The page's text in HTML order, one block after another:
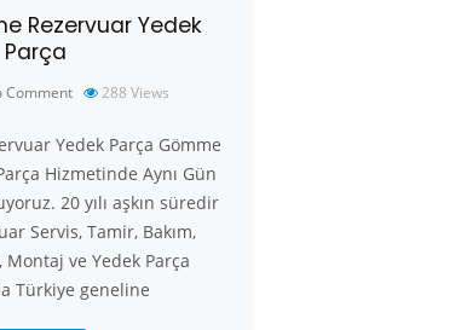
Rezervuar Yedek
Parça
Comment 288 Views
Yedek Parça Gömme
Hizmetinde Aynı Gün
20 yılı aşkın süredir
Servis, Tamir, Bakım,
Montaj ve Yedek Parça
Türkiye geneline